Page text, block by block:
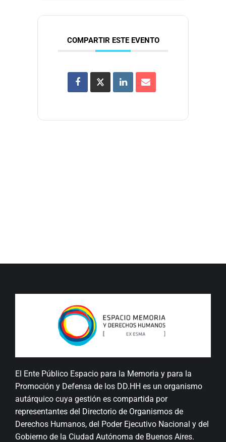
COMPARTIR ESTE EVENTO
El Ente Público Espacio para la Memoria y para la
Promoción y Defensa de los DD.HH es un organismo
autárquico cuya gestión es compartida por
representantes del Directorio de Organismos de
Derechos Humanos, del Poder Ejecutivo Nacional y del
Gobierno de la Ciudad Autónoma de Buenos Aires.